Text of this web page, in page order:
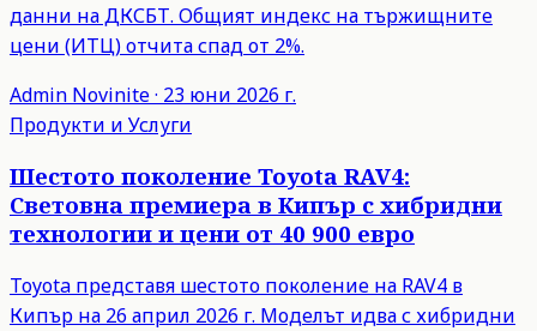
данни на ДКСБТ. Общият индекс на тържищните
цени (ИТЦ) отчита спад от 2%.
Admin Novinite· 23 юни 2026 г.
Продукти и Услуги
Шестото поколение Toyota RAV4:
Световна премиера в Кипър с хибридни
технологии и цени от 40 900 евро
Toyota представя шестото поколение на RAV4 в
Кипър на 26 април 2026 г. Моделът идва с хибридни